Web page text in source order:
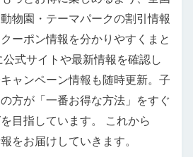
物園・テーマパークの割引情報
ーポン情報を分かりやすくまと
式サイトや最新情報を確認し
ャンペーン情報も随時更新。子
方が「一番お得な方法」をすぐ
目指しています。 これから
をお届けしていきます。